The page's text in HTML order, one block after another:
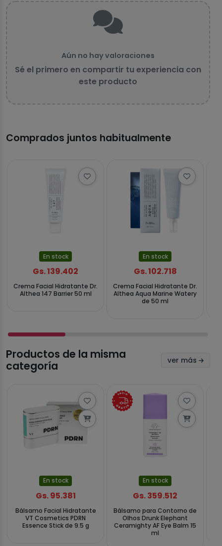
Aún no hay valoraciones
Sé el primero en compartir tu experiencia con
este producto
Comprados juntos habitualmente
En stock
Gs. 139.402
Crema Facial Hidratante Dr.
Althea 147 Barrier 50 ml
En stock
Gs. 102.718
Crema Facial Hidratante Dr.
Althea Aqua Marine Watery
de 50 ml
Productos de la misma
categoría
ver más
En stock
Gs. 95.381
Bálsamo Facial Hidratante
VT Cosmetics PDRN
Essence Stick de 9.5 g
En stock
Gs. 359.512
Bálsamo para Contorno de
Olhos Drunk Elephant
Ceramighty AF Eye Balm 15
ml